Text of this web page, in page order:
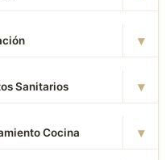
▾
Sanitarios ▾
Cocina ▾